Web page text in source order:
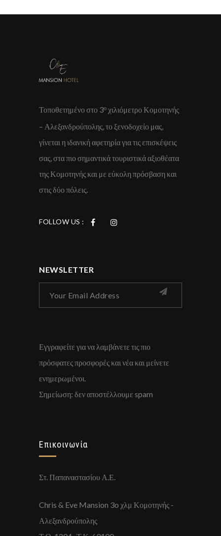
Τοποθετημένο στο 3ο χιλιόμετρο Κομοτηνής
– Αλεξανδρούπολης, το ξενοδοχείο μας,
γίνεται η ιδανική αφετηρία για τις επισκέψεις
σας, στα πιο σημαντικά τουριστικά αξιοθέατα
της Κομοτηνής και με εύκολη πρόσβαση και
στις δύο πόλεις.
FOLLOW US :
NEWSLETTER
Εγγραφείτε για να λαμβάνετε τις πιο
πρόσφατες προσφορές και νέα και μείνετε
ενημερωμένοι.
Σημείωση: δεν αποστέλλουμε spam
Επικοινωνία
Στ. Παπαναστασίου Α.Ε.
Chris & Eve Mansion 3o χλμ Κομοτηνής -
Αλεξανδρούπολης